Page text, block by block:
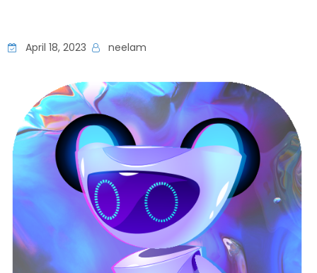
April 18, 2023 neelam